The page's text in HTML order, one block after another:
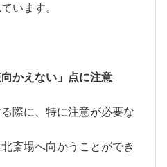
います。
かえない」点に注意
際に、特に注意が必要な
斎場へ向かうことができ